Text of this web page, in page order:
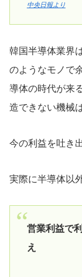
中央日報より
韓国半導体業界
のようなモノで
導体の時代が来
造できない機械
今の利益を吐き
実際に半導体以
営業利益で
え